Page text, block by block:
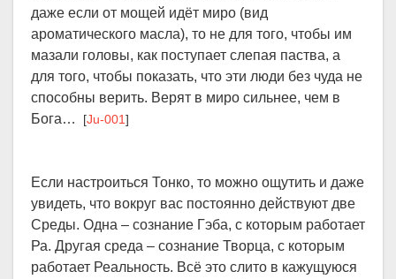
даже если от мощей идёт миро (вид
ароматического масла), то не для того, чтобы им
мазали головы, как поступает слепая паства, а
для того, чтобы показать, что эти люди без чуда не
способны верить. Верят в миро сильнее, чем в
Бога… [Ju-001]
Если настроиться Тонко, то можно ощутить и даже
увидеть, что вокруг вас постоянно действуют две
Среды. Одна – сознание Гэба, с которым работает
Ра. Другая среда – сознание Творца, с которым
работает Реальность. Всё это слито в кажущуюся